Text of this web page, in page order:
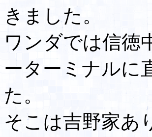
きました。
ワンダでは信徳
ーターミナルに
た。
そこは吉野家あ